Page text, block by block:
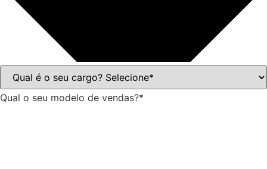
Qual o seu modelo de vendas?*